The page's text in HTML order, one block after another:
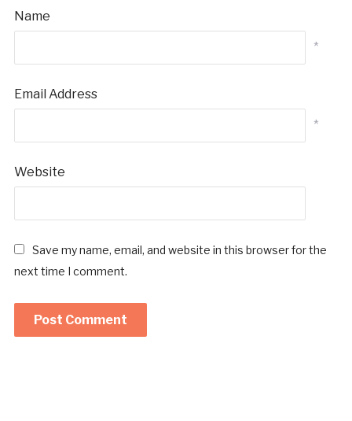
Name
*
Email Address
*
Website
Save my name, email, and website in this browser for the
next time I comment.